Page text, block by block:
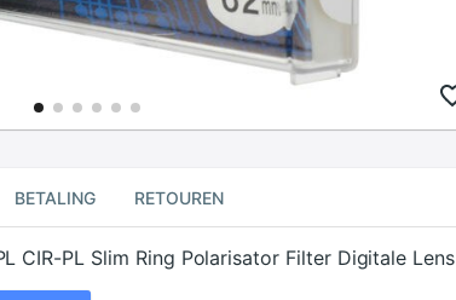
BETALING RETOUREN
CIR-PL Slim Ring Polarisator Filter Digitale Lens